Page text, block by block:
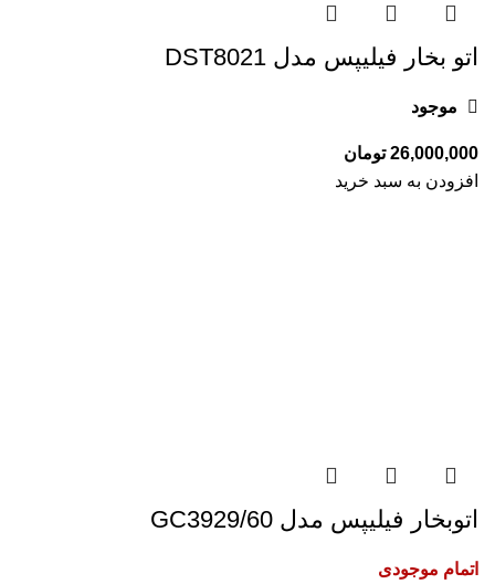
اتو بخار فیلیپس مدل DST8021
موجود
تومان
افزودن به سبد خرید
اتوبخار فیلیپس مدل GC3929/60
اتمام موجودی